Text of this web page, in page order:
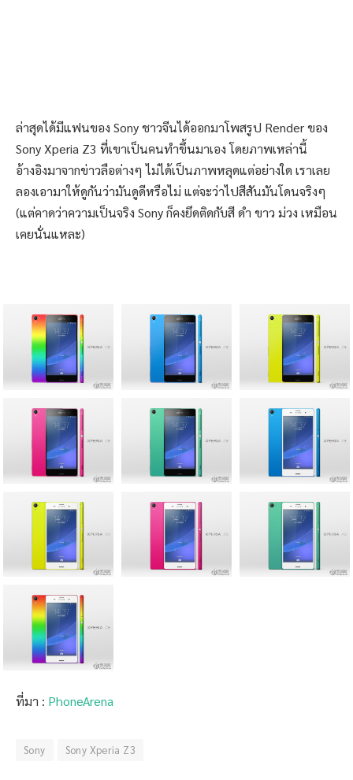
ล่าสุดได้มีแฟนของ Sony ชาวจีนได้ออกมาโพสรูป Render ของ
Sony Xperia Z3 ที่เขาเป็นคนทำขึ้นมาเอง โดยภาพเหล่านี้
อ้างอิงมาจากข่าวลือต่างๆ ไม่ได้เป็นภาพหลุดแต่อย่างใด เราเลย
ลองเอามาให้ดูกันว่ามันดูดีหรือไม่ แต่จะว่าไปสีสันมันโดนจริงๆ
(แต่คาดว่าความเป็นจริง Sony ก็คงยึดติดกับสี ดำ ขาว ม่วง เหมือน
เคยนั่นแหละ)
ที่มา : PhoneArena
Sony Sony Xperia Z3